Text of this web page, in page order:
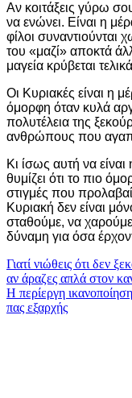
Αν κοιτάξεις γύρω
να ενώνει. Είναι η
φίλοι
του «μαζί» αποκτά
μαγεία κρύβεται
Οι Κυριακές είναι η
όμορφη όταν κυλά
πολυτέλεια της
ανθρώπους που
Κι ίσως αυτή να
θυμίζει ότι το πιο
στιγμές που
Κυριακή δεν είναι
σταθούμε, να
δύναμη για όσα
Πλοήγηση
άρθρων
Γιατί νιώθεις ότι δεν
αν άραζες απλά στον
Η περίεργη
πας εξαρχής